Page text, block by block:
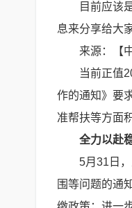
目前应该
息来分享给大
来源：【
当前正值
作的通知》要
准帮扶等方面
全力以赴
5月31日
围等问题的通